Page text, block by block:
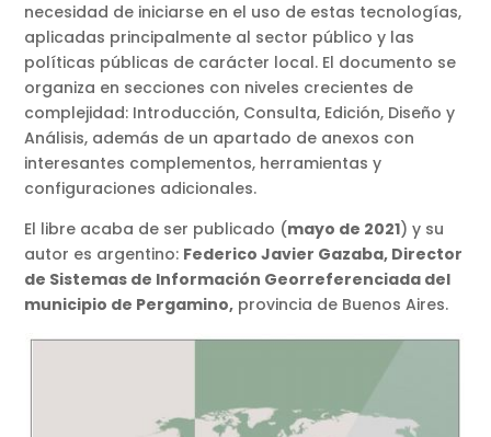
necesidad de iniciarse en el uso de estas tecnologías,
aplicadas principalmente al sector público y las
políticas públicas de carácter local. El documento se
organiza en secciones con niveles crecientes de
complejidad: Introducción, Consulta, Edición, Diseño y
Análisis, además de un apartado de anexos con
interesantes complementos, herramientas y
configuraciones adicionales.
El libre acaba de ser publicado (mayo de 2021) y su
autor es argentino: Federico Javier Gazaba, Director
de Sistemas de Información Georreferenciada del
municipio de Pergamino, provincia de Buenos Aires.